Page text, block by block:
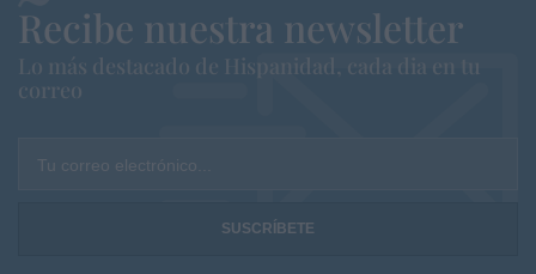
Recibe nuestra newsletter
Lo más destacado de Hispanidad, cada dia en tu
correo
Tu correo electrónico...